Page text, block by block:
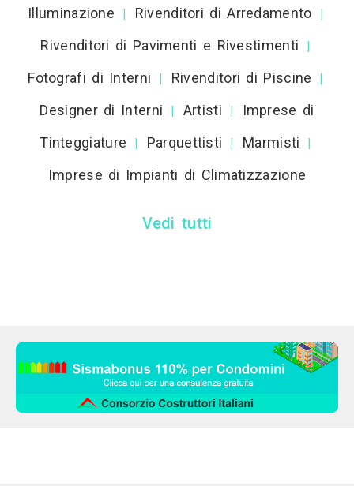
Illuminazione
| Rivenditori di Arredamento |
Rivenditori di Pavimenti e Rivestimenti |
Fotografi di Interni | Rivenditori di Piscine |
Designer di Interni | Artisti |
Imprese di
Tinteggiature
| Parquettisti | Marmisti |
Imprese di Impianti di Climatizzazione
Vedi tutti